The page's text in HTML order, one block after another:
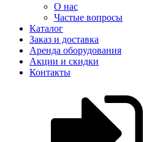
О нас
Частые вопросы
Каталог
Заказ и доставка
Аренда оборудования
Акции и скидки
Контакты